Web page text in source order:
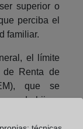
superior o
perciba el
familiar.
el límite
Renta de
que se
cada hijo a